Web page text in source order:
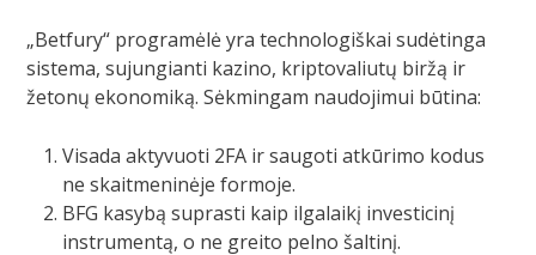
„Betfury“ programėlė yra technologiškai sudėtinga
sistema, sujungianti kazino, kriptovaliutų biržą ir
žetonų ekonomiką. Sėkmingam naudojimui būtina:
Visada aktyvuoti 2FA ir saugoti atkūrimo kodus
ne skaitmeninėje formoje.
BFG kasybą suprasti kaip ilgalaikį investicinį
instrumentą, o ne greito pelno šaltinį.